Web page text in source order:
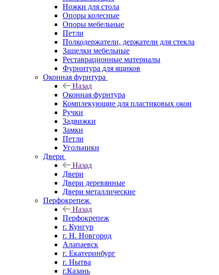
Ножки для стола
Опоры колесные
Опоры мебельные
Петли
Полкодержатели, держатели для стекла
Защелки мебельные
Реставрационные материалы
Фурнитура для ящиков
Оконная фурнтура
Назад
Оконная фурнтура
Комплекующие для пластиковых окон
Ручки
Задвижки
Замки
Петли
Угольники
Двери
Назад
Двери
Двери деревянные
Двери металлические
Перфокрепеж
Назад
Перфокрепеж
г. Кунгур
г. Н. Новгород
Алапаевск
г. Екатеринбург
г. Нытва
г.Казань